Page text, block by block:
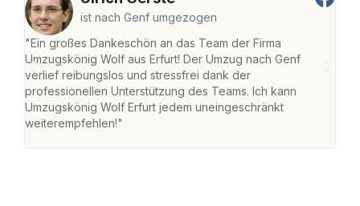
ist nach Genf umgezogen
"Ein großes Dankeschön an das Team der Firma
Umzugskönig Wolf aus Erfurt! Der Umzug nach Genf
verlief reibungslos und stressfrei dank der
professionellen Unterstützung des Teams. Ich kann
Umzugskönig Wolf Erfurt jedem uneingeschränkt
weiterempfehlen!"